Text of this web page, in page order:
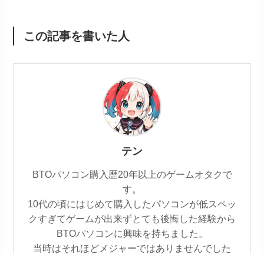
この記事を書いた人
テン
BTOパソコン購入歴20年以上のゲームオタクで
す。
10代の頃にはじめて購入したパソコンが低スペッ
クすぎてゲームが出来ずとても後悔した経験から
BTOパソコンに興味を持ちました。
当時はそれほどメジャーではありませんでした